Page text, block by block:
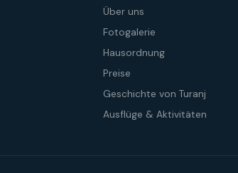
Über uns
Fotogalerie
Hausordnung
Preise
Geschichte von Turanj
Ausflüge & Aktivitäten